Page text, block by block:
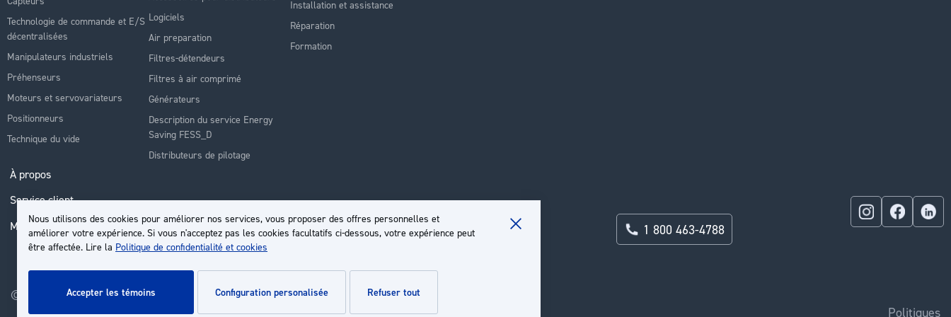
Close
Nous utilisons des cookies pour améliorer nos services, vous proposer des offres personnelles et
améliorer votre expérience. Si vous n'acceptez pas les cookies facultatifs ci-dessous, votre expérience peut
être affectée. Lire la Politique de confidentialité et cookies
accepter les témoins configuration personalisée refuser tout
Technologie de commande et E/S
décentralisées
Manipulateurs industriels
Préhenseurs
Moteurs et servovariateurs
Positionneurs
Technique du vide
Logiciels
Air preparation
Filtres-détendeurs
Filtres à air comprimé
Générateurs
Description du service Energy
Saving FESS_D
Distributeurs de pilotage
Installation et assistance
Réparation
Formation
À propos
Service client
Mon compte
1 800 463-4788
Politiques
© 2026 | Groupe EP - Tous droits réservés - Propulsé parNovatize.